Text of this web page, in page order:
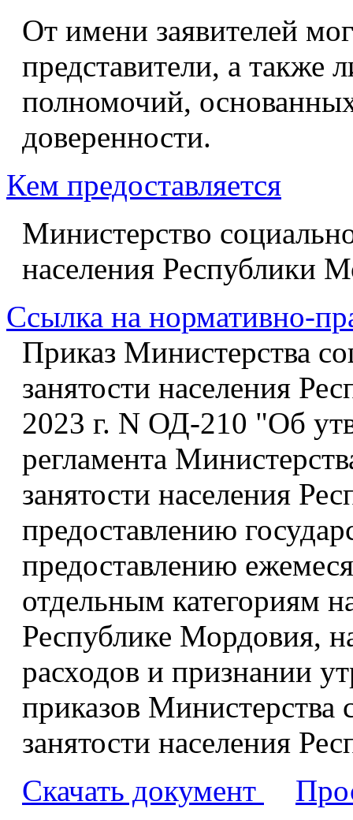
От имени заявителей
представители, а также
полномочий,
доверенности.
Кем предоставляется
Министерство
населения Республики
Ссылка на нормативно-
Приказ Министерства
занятости населения
2023 г. N ОД-210 "Об
регламента
занятости населения
предоставлению
предоставлению
отдельным категориям
Республике Мордовия,
расходов и признании
приказов Министерства
занятости населения
Скачать документ